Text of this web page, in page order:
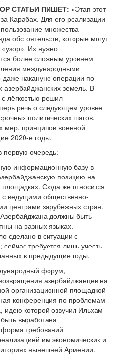
СТАТЬИ ПИШЕТ: «Этап этот
Карабах. Для его реализации
множества
обстоятельств, которые могут
«узор». Их нужно
более сложным уровнем
международными
накануне операции по
земель. В
лёгкостью решил
речь о следующем уровне
политических шагов,
мер, принципов военной
2020-е годы.
первую очередь:
информационную базу в
позицию на
Сюда же относится
ведущими общественно-
центрами зарубежных стран.
должны быть
на разных языках.
сделано в ситуации с
требуется лишь учесть
в предыдущие годы.
форум,
азербайджанцев на
организационной площадкой
конференция по проблемам
идею которой озвучил Ильхам
выработана
требований
им экономических и
нынешней Армении.